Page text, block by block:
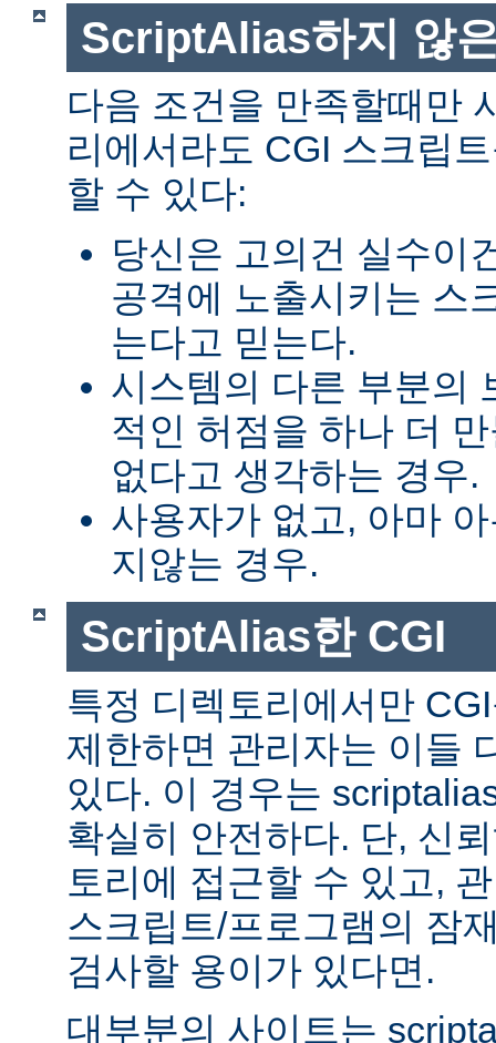
ScriptAlias하지 않
다음 조건을 만족할때만
리에서라도 CGI 스크립
할 수 있다:
당신은 고의건 실수이
공격에 노출시키는 스
는다고 믿는다.
시스템의 다른 부분의
적인 허점을 하나 더
없다고 생각하는 경우.
사용자가 없고, 아마
지않는 경우.
ScriptAlias한 CGI
특정 디렉토리에서만
제한하면 관리자는 이들
있다. 이 경우는
확실히 안전하다. 단, 신
토리에 접근할 수 있고,
스크립트/프로그램의 잠
검사할 용이가 있다면.
대부분의 사이트는